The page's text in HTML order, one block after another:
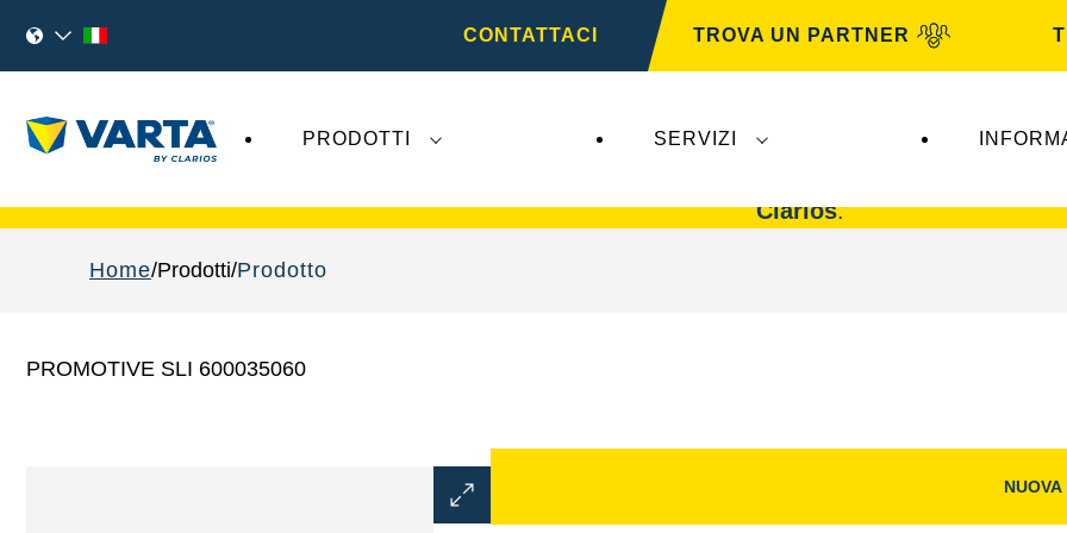
CONTATTACI TROVA UN PARTNER
PRODOTTI SERVIZI
Clarios.
Home Prodotti Prodotto
PROMOTIVE SLI 600035060
Aprire
la
NUOVA